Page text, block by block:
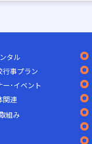
タル
行事プラン
ー･イベント
関連
組み